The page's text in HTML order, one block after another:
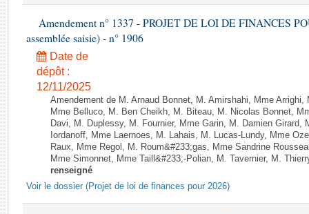
Amendement n° 1337 - PROJET DE LOI DE FINANCES
assemblée saisie) - n° 1906
Date de
dépôt :
12/11/2025
Amendement de M. Arnaud Bonnet, M. Amirshahi, Mme
Mme Belluco, M. Ben Cheikh, M. Biteau, M. Nicolas Bonnet,
Davi, M. Duplessy, M. Fournier, Mme Garin, M. Damien Girard,
Iordanoff, Mme Laernoes, M. Lahais, M. Lucas-Lundy, Mme
Raux, Mme Regol, M. Roum&#233;gas, Mme Sandrine
Mme Simonnet, Mme Taill&#233;-Polian, M. Tavernier, M.
renseigné
Voir le dossier (Projet de loi de finances pour 2026)